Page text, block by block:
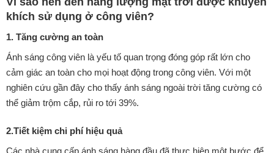
khích sử dụng ở công viên?
1. Tăng cường an toàn
Ánh sáng công viên là yếu tố quan trọng đóng góp rất lớn cho
cảm giác an toàn cho mọi hoạt động trong công viên. Với một
nghiên cứu gần đây cho thấy ánh sáng ngoài trời tăng cường có
thể giảm trộm cắp, rủi ro tới 39%.
2.Tiết kiệm chi phí hiệu quả
Các nhà cung cấp ánh sáng hàng đầu đã thực hiện một bước để